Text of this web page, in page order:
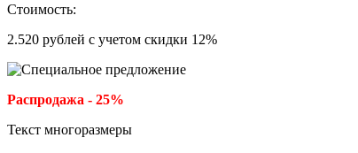
Стоимость:
2.520 рублей с учетом скидки 12%
Распродажа - 25%
Текст многоразмеры